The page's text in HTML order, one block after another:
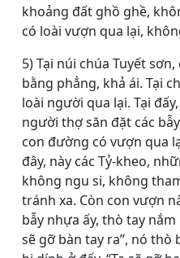
khoảng đất ghồ ghề,
có loài vượn qua lại,
5) Tại núi chúa Tuyết
bằng phẳng, khả ái. Tại
loài người qua lại. Tại
người thợ săn đặt các
con đường có vượn qua
đây, này các Tỷ-kheo,
không ngu si, không
tránh xa. Còn con vượn
bẫy nhựa ấy, thò tay nắm
sẽ gỡ bàn tay ra”, nó thò